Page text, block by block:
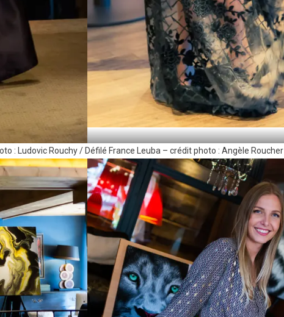
: Ludovic Rouchy / Défilé France Leuba – crédit photo : Angèle Roucher